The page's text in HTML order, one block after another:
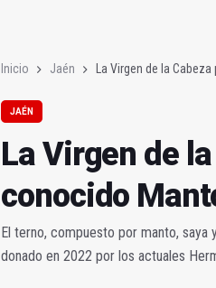
Inicio Jaén La Virgen de la
JAÉN
La Virgen de
conocido
El terno, compuesto por manto,
donado en 2022 por los actuales